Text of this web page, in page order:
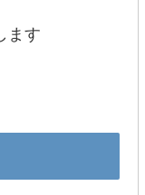
ます